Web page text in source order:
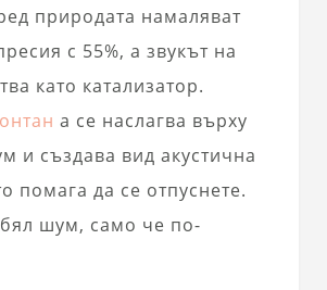
природата намаляват
с 55%, а звукът на
като катализатор.
а се наслагва върху
и създава вид акустична
помага да се отпуснете.
шум, само че по-